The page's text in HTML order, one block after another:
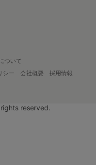
ついて
シー 会社概要
採用情報
reserved.